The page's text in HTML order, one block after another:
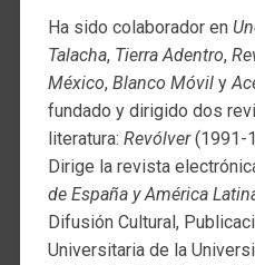
Ha sido colaborador en
Talacha, Tierra Adentro,
México, Blanco Móvily
fundado y dirigido dos
literatura: Revólver(1991-
Dirige la revista
de España y América
Difusión Cultural,
Universitaria de la